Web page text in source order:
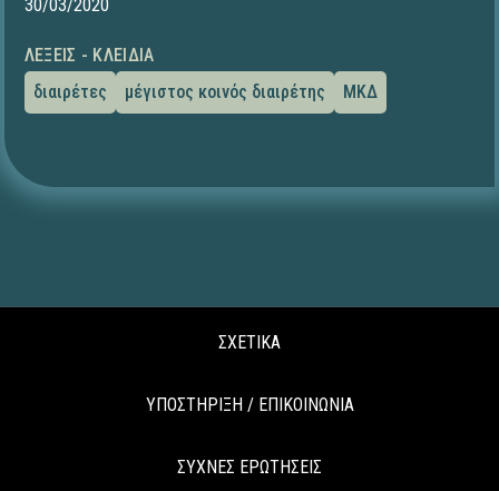
30/03/2020
ΛΈΞΕΙΣ - ΚΛΕΙΔΙΆ
διαιρέτες
μέγιστος κοινός διαιρέτης ΜΚΔ
ΣΧΕΤΙΚΑ
ΥΠΟΣΤΗΡΙΞΗ / ΕΠΙΚΟΙΝΩΝΙΑ
ΣΥΧΝΕΣ ΕΡΩΤΗΣΕΙΣ